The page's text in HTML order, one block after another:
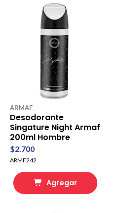
ARMAF
Desodorante
Singature Night Armaf
200ml Hombre
$2.700
ARMF242
Agregar